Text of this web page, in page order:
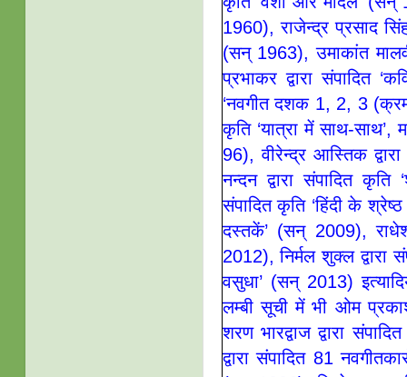
1960), राजेन्द्र प्रसाद
(सन् 1963), उमाकांत
प्रभाकर द्वारा संपादित
‘नवगीत दशक 1, 2, 3
कृति ‘यात्रा में साथ-साथ’,
96), वीरेन्द्र आस्तिक
नन्दन द्वारा संपादित
संपादित कृति ‘हिंदी के
दस्तकें’ (सन् 2009),
2012), निर्मल शुक्ल द्वारा
वसुधा’ (सन् 2013)
लम्बी सूची में भी ओम प्रकाश
शरण भारद्वाज द्वारा
द्वारा संपादित 81